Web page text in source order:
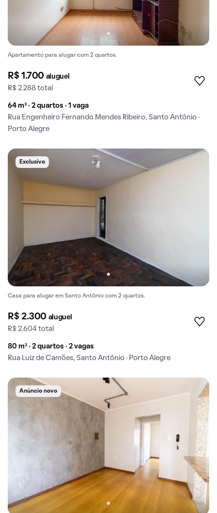
Apartamento para alugar com 2 quartos.
R$ 1.700 aluguel
R$ 2.288 total
64 m² · 2 quartos · 1 vaga
Rua Engenheiro Fernando Mendes Ribeiro, Santo Antônio ·
Porto Alegre
Exclusivo
Casa para alugar em Santo Antônio com 2 quartos.
R$ 2.300 aluguel
R$ 2.604 total
80 m² · 2 quartos · 2 vagas
Rua Luiz de Camões, Santo Antônio · Porto Alegre
Anúncio novo